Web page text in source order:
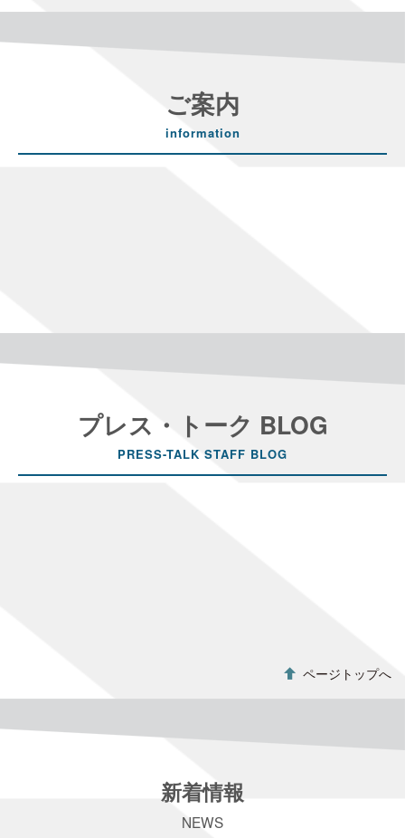
ご案内
information
プレス・トーク BLOG
PRESS-TALK STAFF BLOG
ページトップへ
新着情報
NEWS